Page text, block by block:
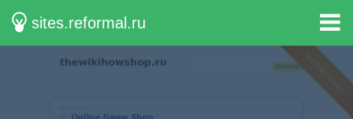
sites.reformal.ru